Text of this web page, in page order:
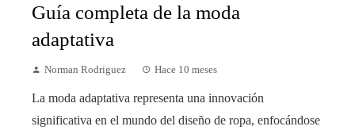
Guía completa de la moda
adaptativa
Norman Rodriguez Hace 10 meses
La moda adaptativa representa una innovación
significativa en el mundo del diseño de ropa, enfocándose